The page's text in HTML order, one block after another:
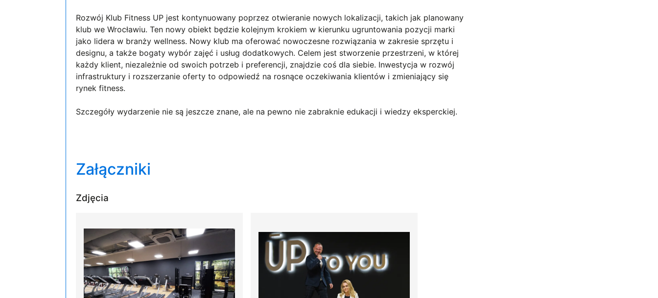
Rozwój Klub Fitness UP jest kontynuowany poprzez otwieranie nowych lokalizacji, takich jak planowany
klub we Wrocławiu. Ten nowy obiekt będzie kolejnym krokiem w kierunku ugruntowania pozycji marki
jako lidera w branży wellness. Nowy klub ma oferować nowoczesne rozwiązania w zakresie sprzętu i
designu, a także bogaty wybór zajęć i usług dodatkowych. Celem jest stworzenie przestrzeni, w której
każdy klient, niezależnie od swoich potrzeb i preferencji, znajdzie coś dla siebie. Inwestycja w rozwój
infrastruktury i rozszerzanie oferty to odpowiedź na rosnące oczekiwania klientów i zmieniający się
rynek fitness.
Szczegóły wydarzenie nie są jeszcze znane, ale na pewno nie zabraknie edukacji i wiedzy eksperckiej.
Załączniki
Zdjęcia